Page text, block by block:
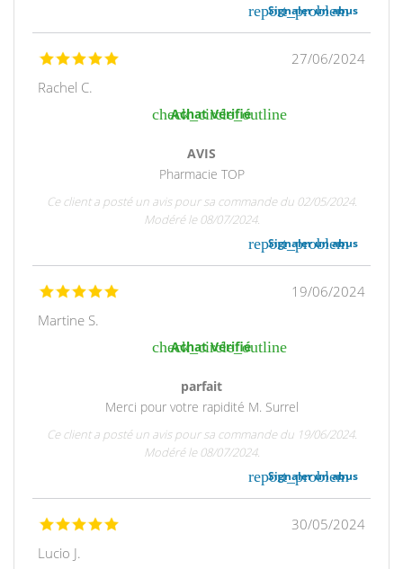
report_problem
Signaler un abus
27/06/2024
Rachel C.
check_circle_outline
Achat Vérifié
AVIS
Pharmacie TOP
Ce client a posté un avis pour sa commande du 02/05/2024.
Modéré le 08/07/2024.
report_problem
Signaler un abus
19/06/2024
Martine S.
check_circle_outline
Achat Vérifié
parfait
Merci pour votre rapidité M. Surrel
Ce client a posté un avis pour sa commande du 19/06/2024.
Modéré le 08/07/2024.
report_problem
Signaler un abus
30/05/2024
Lucio J.